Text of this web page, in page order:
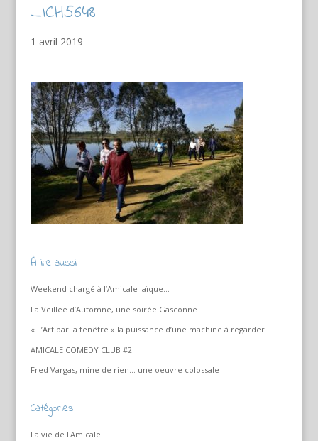
_ICH5648
1 avril 2019
À lire aussi
Weekend chargé à l’Amicale laïque…
La Veillée d’Automne, une soirée Gasconne
« L’Art par la fenêtre » la puissance d’une machine à regarder
AMICALE COMEDY CLUB #2
Fred Vargas, mine de rien… une oeuvre colossale
Catégories
La vie de l'Amicale